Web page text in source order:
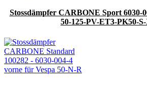
Stossdämpfer CARBONE Sport 6030-
50-125-PV-ET3-PK50-